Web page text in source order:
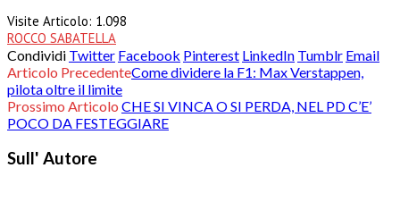
Visite Articolo: 1.098
ROCCO SABATELLA
Condividi Twitter Facebook Pinterest LinkedIn Tumblr Email
Articolo PrecedenteCome dividere la F1: Max Verstappen,
pilota oltre il limite
Prossimo Articolo CHE SI VINCA O SI PERDA, NEL PD C’E’
POCO DA FESTEGGIARE
Sull' Autore